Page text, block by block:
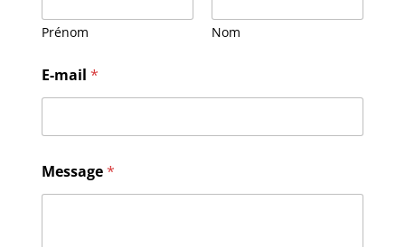
Prénom Nom
e
s
a
e
N
o
E-mail *
Message*